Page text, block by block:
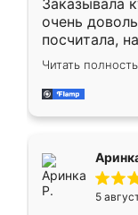
Заказывала
очень
посчитала,
Замерщик
делу со
за день,
Читать
5